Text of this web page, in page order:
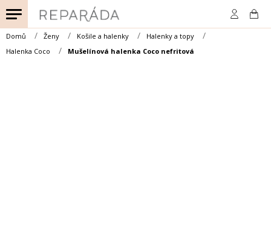
na
obsah
Domů Ženy Košile a halenky
Halenky a topy
Halenka Coco
Mušelínová halenka Coco nefritová